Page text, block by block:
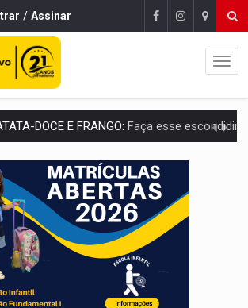
/ Assinar
NATURAL:Desmate da Amazônia corta chuvas no Sul e ameaça
libera venda de medicamentos pela Shopee, mas
RIGOR:Nova lei endurece punição por abuso sexual contra
E RISCOS:Retirada de fiação irregular avança no país e em PVH
Armado com machado, homem ameaça matar sobrinha grávida e
DO CRIME: Homem é espancado por facção criminosa